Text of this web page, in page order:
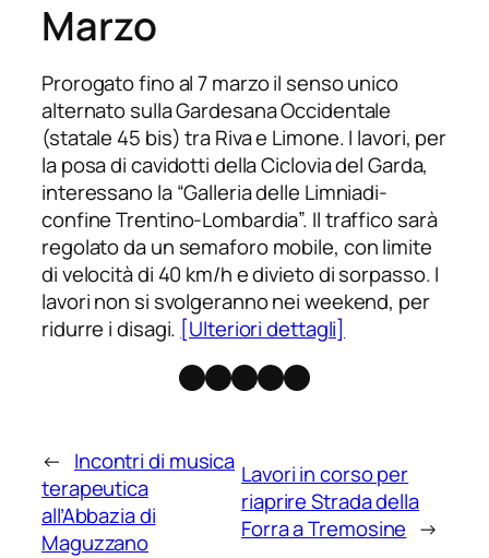
Marzo
Prorogato fino al 7 marzo il senso unico
alternato sulla Gardesana Occidentale
(statale 45 bis) tra Riva e Limone. I lavori, per
la posa di cavidotti della Ciclovia del Garda,
interessano la “Galleria delle Limniadi-
confine Trentino-Lombardia”. Il traffico sarà
regolato da un semaforo mobile, con limite
di velocità di 40 km/h e divieto di sorpasso. I
lavori non si svolgeranno nei weekend, per
ridurre i disagi. [Ulteriori dettagli]
Facebook
Instagram
X Threads
Telegram
← Incontri di musica
terapeutica
all’Abbazia di
Maguzzano
Lavori in corso per
riaprire Strada della
Forra a Tremosine →